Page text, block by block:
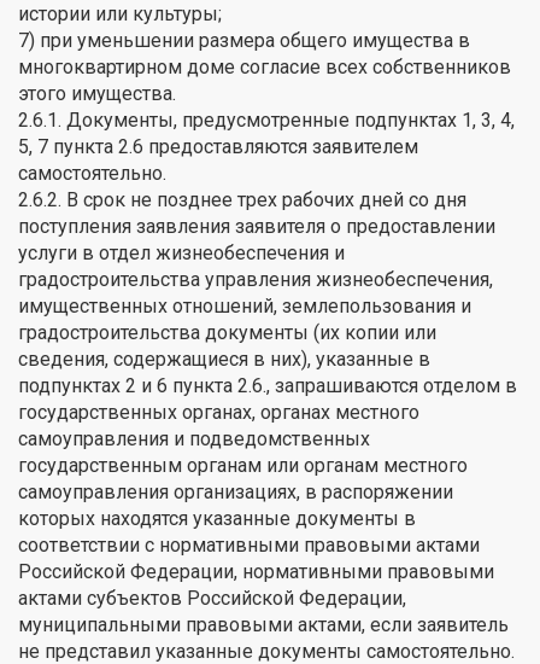
истории или культуры;
7) при уменьшении размера общего имущества в
многоквартирном доме согласие всех собственников
этого имущества.
2.6.1. Документы, предусмотренные подпунктах 1, 3, 4,
5, 7 пункта 2.6 предоставляются заявителем
самостоятельно.
2.6.2. В срок не позднее трех рабочих дней со дня
поступления заявления заявителя о предоставлении
услуги в отдел жизнеобеспечения и
градостроительства управления жизнеобеспечения,
имущественных отношений, землепользования и
градостроительства документы (их копии или
сведения, содержащиеся в них), указанные в
подпунктах 2 и 6 пункта 2.6., запрашиваются отделом в
государственных органах, органах местного
самоуправления и подведомственных
государственным органам или органам местного
самоуправления организациях, в распоряжении
которых находятся указанные документы в
соответствии с нормативными правовыми актами
Российской Федерации, нормативными правовыми
актами субъектов Российской Федерации,
муниципальными правовыми актами, если заявитель
не представил указанные документы самостоятельно.